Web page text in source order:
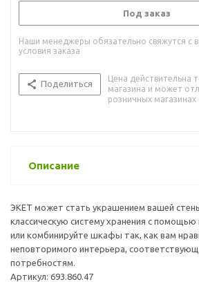
Под заказ
Наши менеджеры обязательно свяжутся с
условия заказа
Поделиться
Цена действительна
магазина и может
розничных магазинах
Описание
ЭКЕТ может стать украшением вашей
классическую систему хранения с
или комбинируйте шкафы так, как вам
неповторимого интерьера,
потребностям.
Артикул: 693.860.47